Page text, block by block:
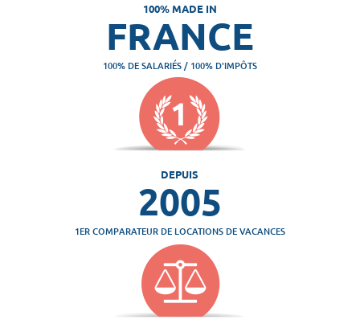
100% MADE IN
FRANCE
100% DE SALARIÉS / 100% D'IMPÔTS
DEPUIS
2005
1ER COMPARATEUR DE LOCATIONS DE VACANCES